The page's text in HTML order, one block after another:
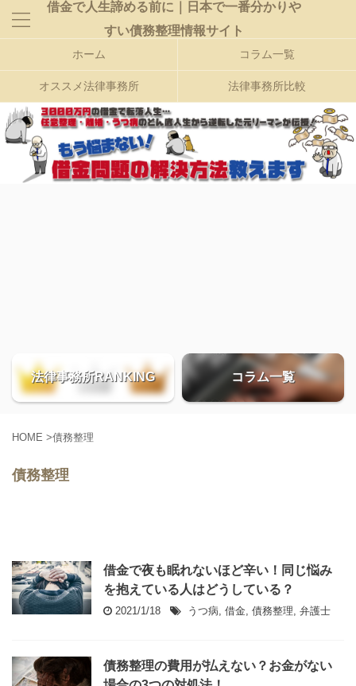
借金で人生諦める前に｜日本で一番分かりや
すい債務整理情報サイト
ホーム コラム一覧
オススメ法律事務所 法律事務所比較
法律事務所RANKING コラム一覧
HOME >債務整理
債務整理
借金で夜も眠れないほど辛い！同じ悩み
を抱えている人はどうしている？
2021/1/18 うつ病, 借金, 債務整理, 弁護士
債務整理の費用が払えない？お金がない